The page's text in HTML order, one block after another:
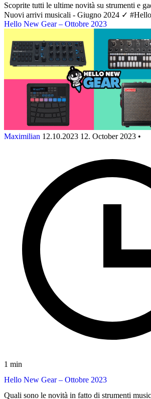
Scoprite tutti le ultime novità su strumenti e
Nuovi arrivi musicali - Giugno 2024 ✓
Hello New Gear – Ottobre 2023
Maximilian 12.10.2023 12. October 2023 •
1 min
Hello New Gear – Ottobre 2023
Quali sono le novità in fatto di strumenti